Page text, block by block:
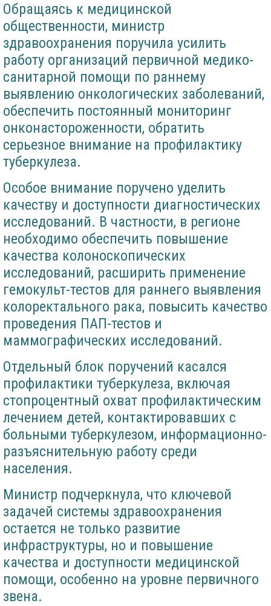
Обращаясь к медицинской
общественности, министр
здравоохранения поручила усилить
работу организаций первичной медико-
санитарной помощи по раннему
выявлению онкологических заболеваний,
обеспечить постоянный мониторинг
онконастороженности, обратить
серьезное внимание на профилактику
туберкулеза.
Особое внимание поручено уделить
качеству и доступности диагностических
исследований. В частности, в регионе
необходимо обеспечить повышение
качества колоноскопических
исследований, расширить применение
гемокульт-тестов для раннего выявления
колоректального рака, повысить качество
проведения ПАП-тестов и
маммографических исследований.
Отдельный блок поручений касался
профилактики туберкулеза, включая
стопроцентный охват профилактическим
лечением детей, контактировавших с
больными туберкулезом, информационно-
разъяснительную работу среди
населения.
Министр подчеркнула, что ключевой
задачей системы здравоохранения
остается не только развитие
инфраструктуры, но и повышение
качества и доступности медицинской
помощи, особенно на уровне первичного
звена.